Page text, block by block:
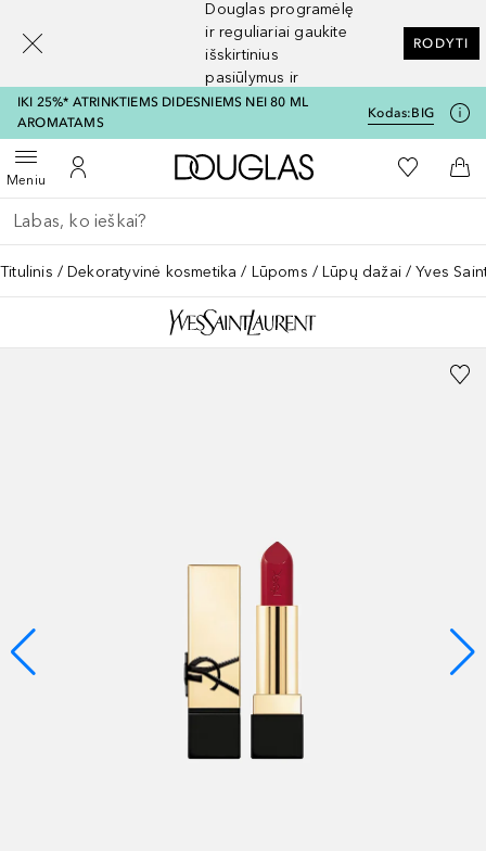
Douglas programėlę
ir reguliariai gaukite
išskirtinius
pasiūlymus ir
nuolaidas
RODYTI
IKI 25%* ATRINKTIEMS DIDESNIEMS NEI 80 ML
AROMATAMS
Kodas:BIG
MeniuAtidaryti meniuĮ mano paskyrą
Į Douglas pagrindinį
Į mano
Į
Grįžk atgal
Vykdykite paiešką
Titulinis Dekoratyvinė kosmetika Lūpoms Lūpų dažai Yves
[navigation.slideout.screenreader]